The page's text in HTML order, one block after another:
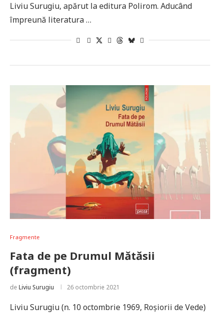
Liviu Surugiu, apărut la editura Polirom. Aducând
împreună literatura …
Fragmente
Fata de pe Drumul Mătăsii
(fragment)
de Liviu Surugiu 26 octombrie 2021
Liviu Surugiu (n. 10 octombrie 1969, Roșiorii de Vede)